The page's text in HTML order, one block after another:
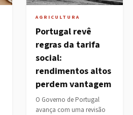
AGRICULTURA
Portugal revê
regras da tarifa
social:
rendimentos altos
perdem vantagem
O Governo de Portugal
avança com uma revisão